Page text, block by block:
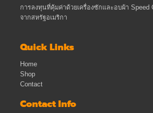
การลงทุนที่คุ้มค่าด้วยเครื่องซักและอบผ้า Speed
จากสหรัฐอเมริกา
Quick Links
Home
Shop
Contact
Contact Info